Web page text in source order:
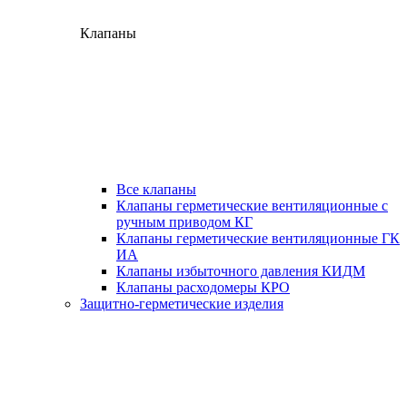
Клапаны
Все клапаны
Клапаны герметические вентиляционные с
ручным приводом КГ
Клапаны герметические вентиляционные ГК
ИА
Клапаны избыточного давления КИДМ
Клапаны расходомеры КРО
Защитно-герметические изделия